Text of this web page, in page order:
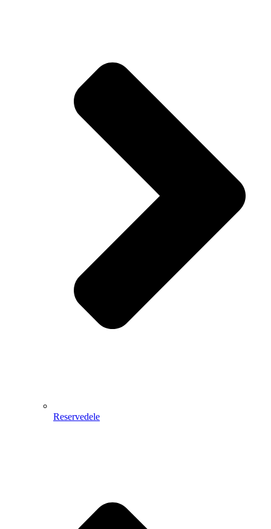
Reservedele